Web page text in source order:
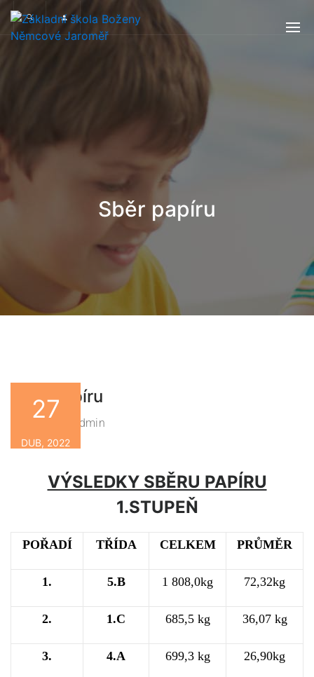
Sběr papíru
Sběr papíru
Zsbn-Admin
27
DUB, 2022
VÝSLEDKY SBĚRU PAPÍRU
1.STUPEŇ
POŘADÍ TŘÍDA CELKEM PRŮMĚR
1. 5.B 1 808,0kg 72,32kg
2. 1.C 685,5 kg 36,07 kg
3. 4.A 699,3 kg 26,90kg